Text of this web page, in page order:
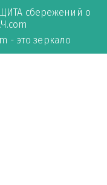
сбережений о
- это зеркало